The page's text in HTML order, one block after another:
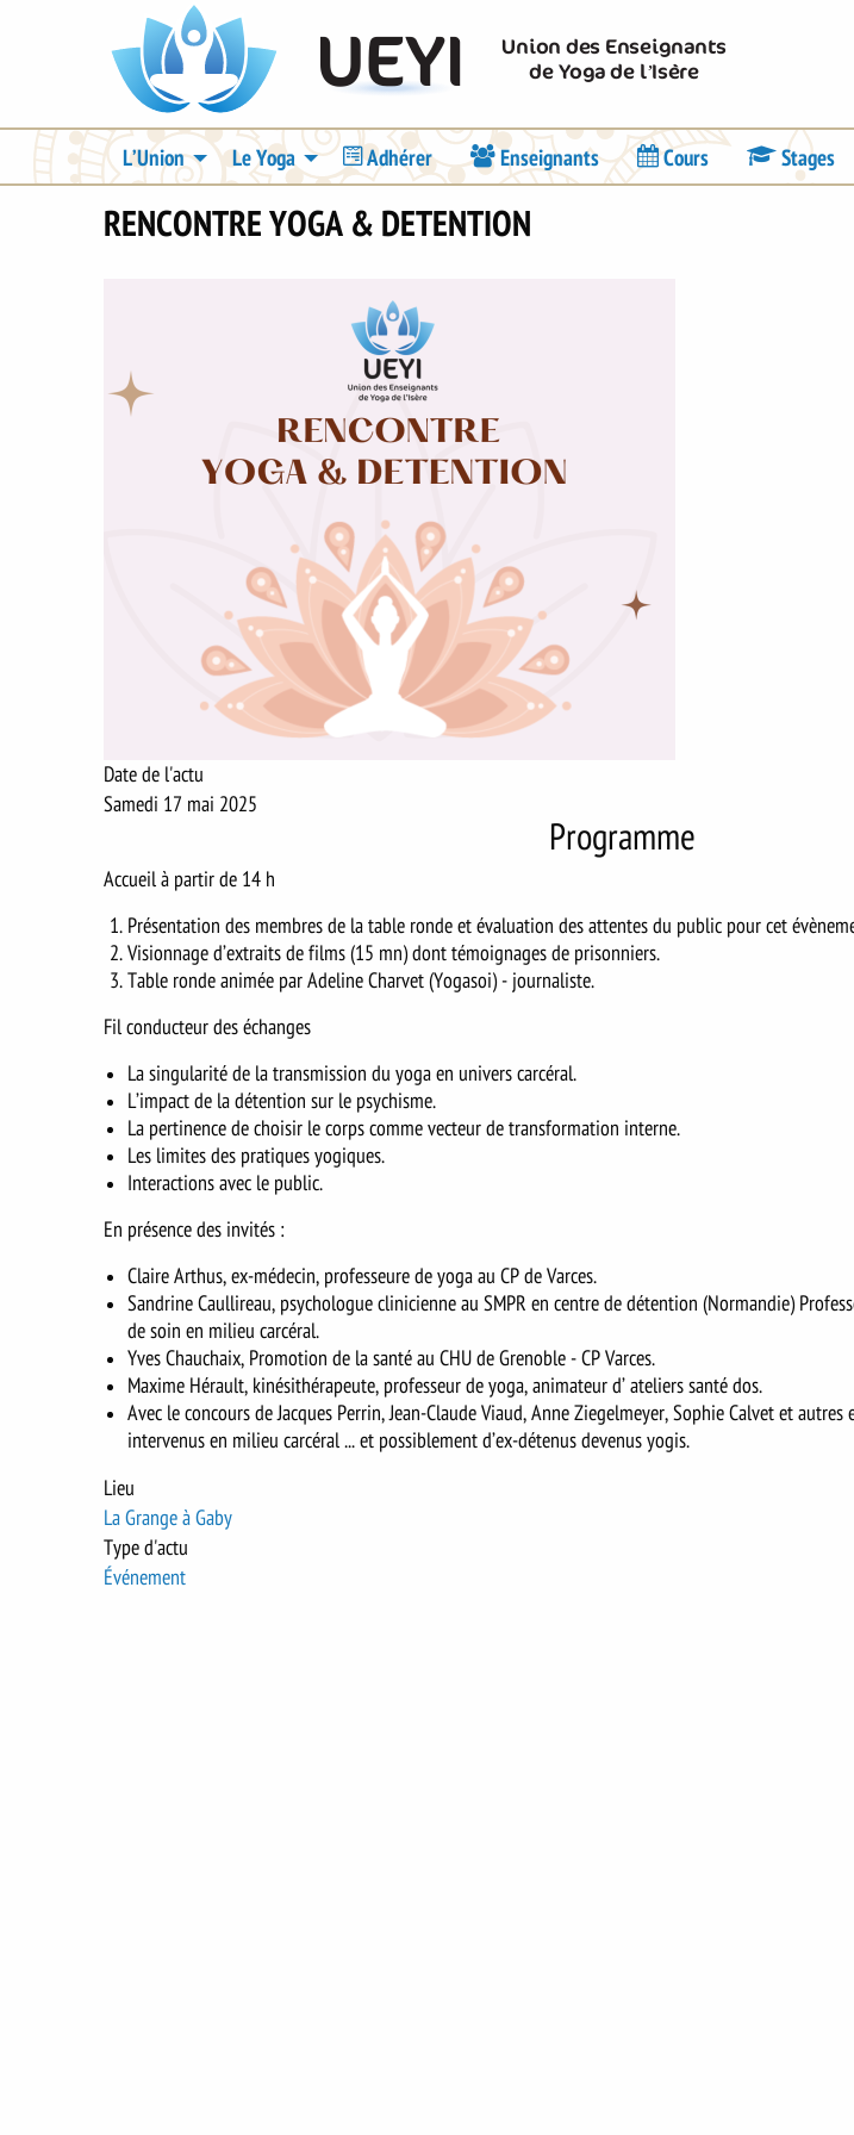
UEYI Union des Enseignants
de Yoga de l’Isère
Navigation
principale
L’Union Le Yoga Adhérer Enseignants Cours Stages
RENCONTRE YOGA & DETENTION
Date de l'actu
Samedi 17 mai 2025
Programme
Accueil à partir de 14 h
Présentation des membres de la table ronde et évaluation des attentes du public pour cet
Visionnage d’extraits de films (15 mn) dont témoignages de prisonniers.
Table ronde animée par Adeline Charvet (Yogasoi) - journaliste.
Fil conducteur des échanges
La singularité de la transmission du yoga en univers carcéral.
L’impact de la détention sur le psychisme.
La pertinence de choisir le corps comme vecteur de transformation interne.
Les limites des pratiques yogiques.
Interactions avec le public.
En présence des invités :
Claire Arthus, ex-médecin, professeure de yoga au CP de Varces.
Sandrine Caullireau, psychologue clinicienne au SMPR en centre de détention (Normandie)
de soin en milieu carcéral.
Yves Chauchaix, Promotion de la santé au CHU de Grenoble - CP Varces.
Maxime Hérault, kinésithérapeute, professeur de yoga, animateur d’ ateliers santé dos.
Avec le concours de Jacques Perrin, Jean-Claude Viaud, Anne Ziegelmeyer, Sophie Calvet et
intervenus en milieu carcéral ... et possiblement d’ex-détenus devenus yogis.
Lieu
La Grange à Gaby
Type d'actu
Événement